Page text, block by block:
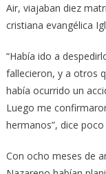
Air, viajaban diez
cristiana evangélica
“Había ido a
fallecieron, y a otros
había ocurrido un
Luego me
hermanos”, dice
Con ocho meses de